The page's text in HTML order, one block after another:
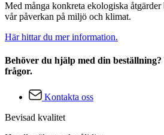
Med många konkreta ekologiska
vår påverkan på miljö och klimat.
Här hittar du mer information.
Behöver du hjälp med din
frågor.
Kontakta oss
Bevisad kvalitet